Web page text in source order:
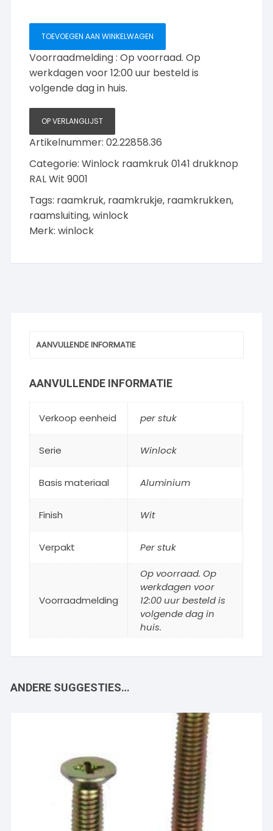
RAL
Wit
drukknop
aantal
TOEVOEGEN AAN WINKELWAGEN
Voorraadmelding : Op voorraad. Op
werkdagen voor 12:00 uur besteld is
volgende dag in huis.
OP VERLANGLIJST
Artikelnummer:02.22858.36
Categorie:Winlock raamkruk 0141 drukknop
RAL Wit 9001
Tags: raamkruk, raamkrukje, raamkrukken,
raamsluiting,winlock
Merk:winlock
AANVULLENDE INFORMATIE
AANVULLENDE INFORMATIE
Verkoop eenheid per stuk
Serie Winlock
Basis materiaal Aluminium
Finish Wit
Verpakt Per stuk
Voorraadmelding
Op voorraad. Op
werkdagen voor
12:00 uur besteld is
volgende dag in
huis.
ANDERE SUGGESTIES…